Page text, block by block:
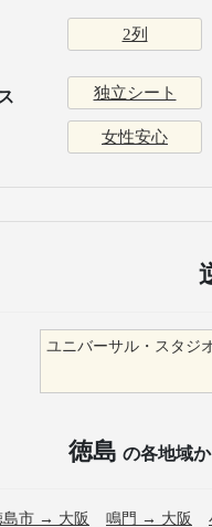
2列
独立シート
女性安心
ユニバーサル・スタジ
徳島 の各地域
島市 → 大阪 鳴門 → 大阪